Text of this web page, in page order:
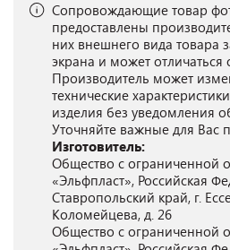
Сопровождающие товар
предоставлены
них внешнего вида товара
экрана и может отличаться
Производитель может
технические
изделия без уведомления
Уточняйте важные для Вас
Изготовитель:
Общество с ограниченной
«Эльфпласт», Российская
Ставропольский край, г.
Коломейцева, д. 26
Общество с ограниченной